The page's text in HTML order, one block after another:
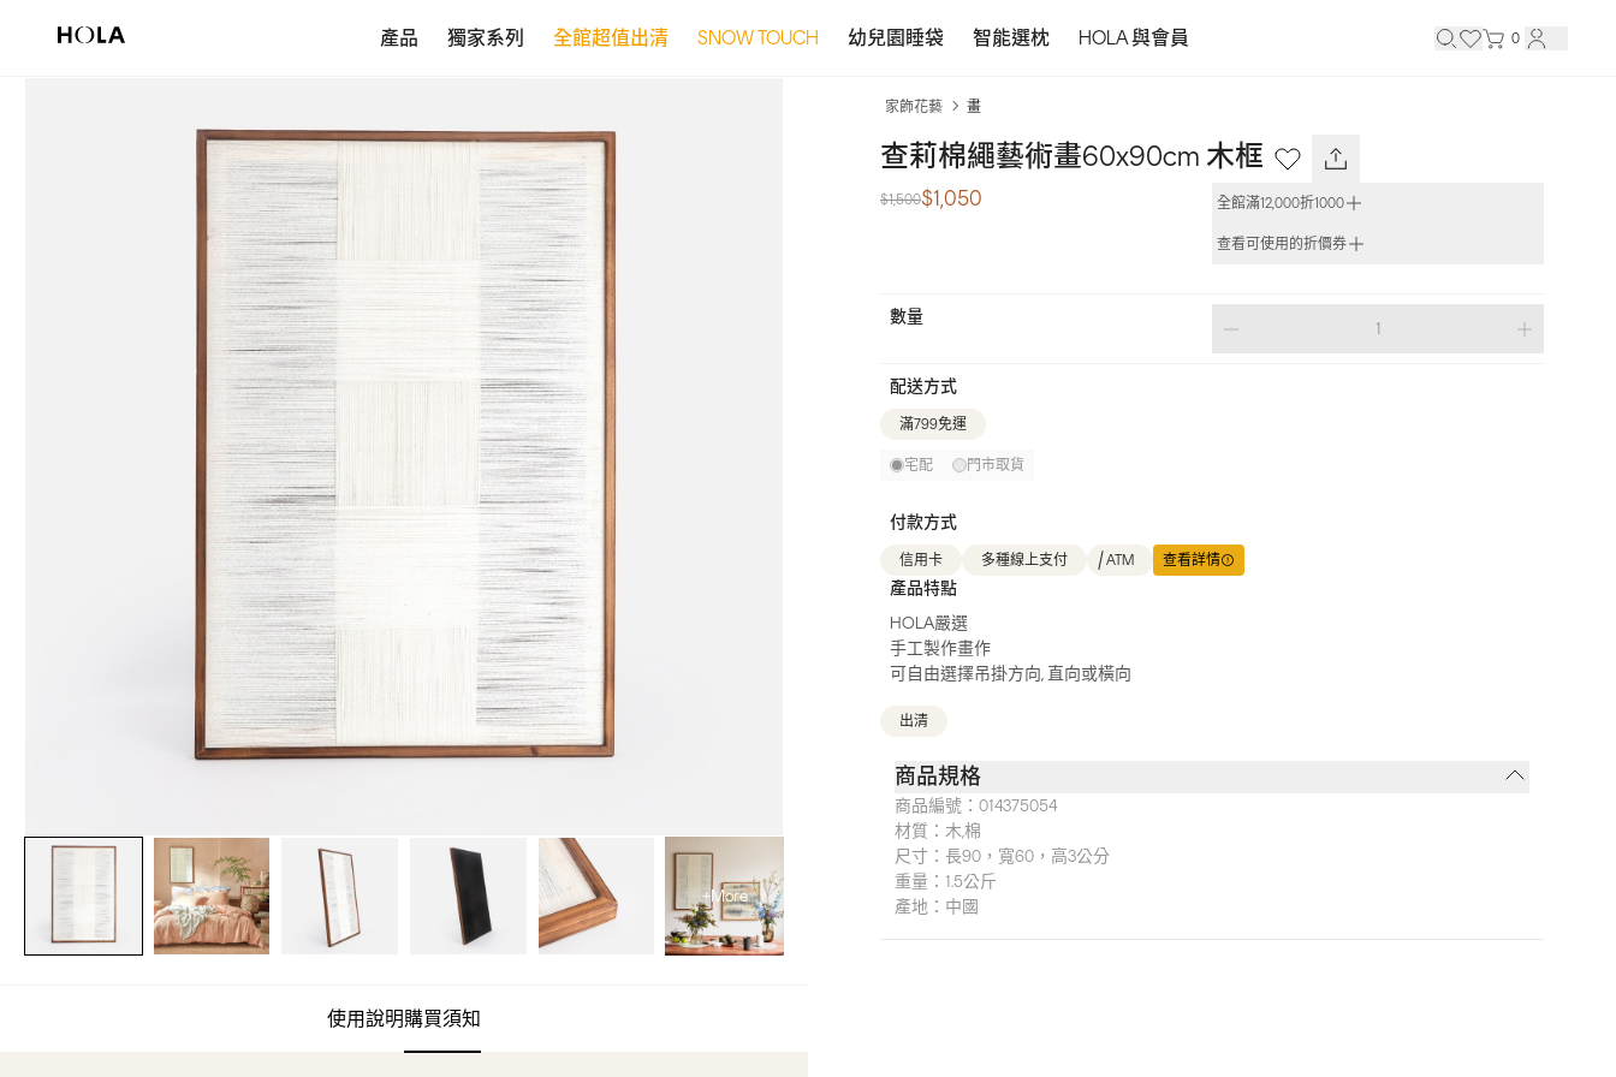
產品 獨家系列 全館超值出清 SNOW TOUCH 幼兒園睡袋 智能選枕 HOLA 與會員 0
+More
使用說明購買須知
家飾花藝 畫
查莉棉繩藝術畫60x90cm 木框
$1,500$1,050 全館滿12,000折1000
查看可使用的折價券
數量
配送方式
滿799免運
宅配 門市取貨
付款方式
信用卡 多種線上支付 ATM 查看詳情
產品特點
HOLA嚴選
手工製作畫作
可自由選擇吊掛方向, 直向或橫向
出清
商品規格
商品編號： 014375054
材質： 木,棉
尺寸： 長90，寬60，高3公分
重量： 1.5公斤
產地： 中國